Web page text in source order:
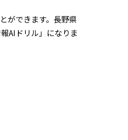
ができます。長野県
AIドリル」になりま